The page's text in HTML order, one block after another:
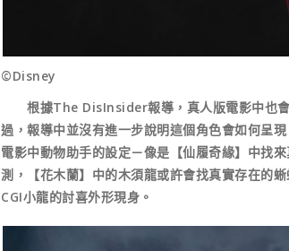
©Disney
根據The DisInsider報導，真人版電影中也會
過，報導中並沒有進一步說明這個角色會如何呈
電影中動物助手的設定－像是【仙履奇緣】中找
測，【花木蘭】中的木須龍或許會找真實存在的
CGI小龍的討喜外形現身。